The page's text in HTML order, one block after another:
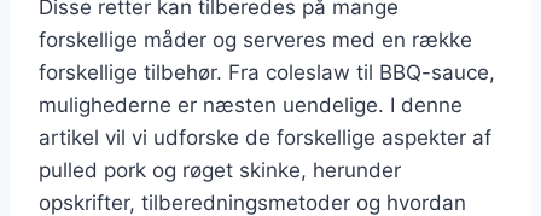
Disse retter kan tilberedes på mange
forskellige måder og serveres med en række
forskellige tilbehør. Fra coleslaw til BBQ-sauce,
mulighederne er næsten uendelige. I denne
artikel vil vi udforske de forskellige aspekter af
pulled pork og røget skinke, herunder
opskrifter, tilberedningsmetoder og hvordan